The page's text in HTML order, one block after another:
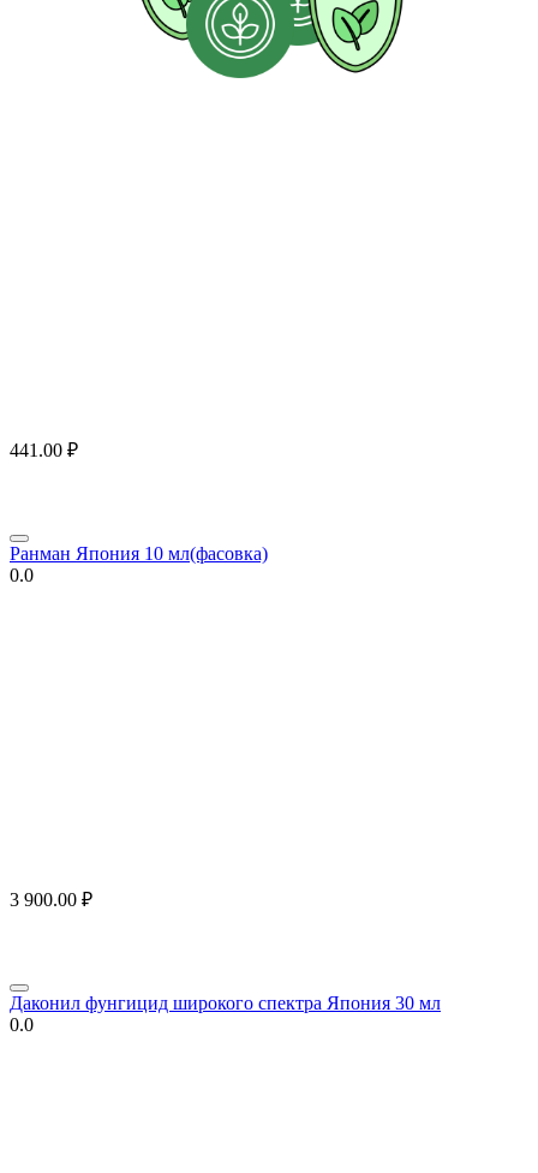
441.00 ₽
Ранман Япония 10 мл(фасовка)
0.0
3 900.00 ₽
Даконил фунгицид широкого спектра Япония 30 мл
0.0